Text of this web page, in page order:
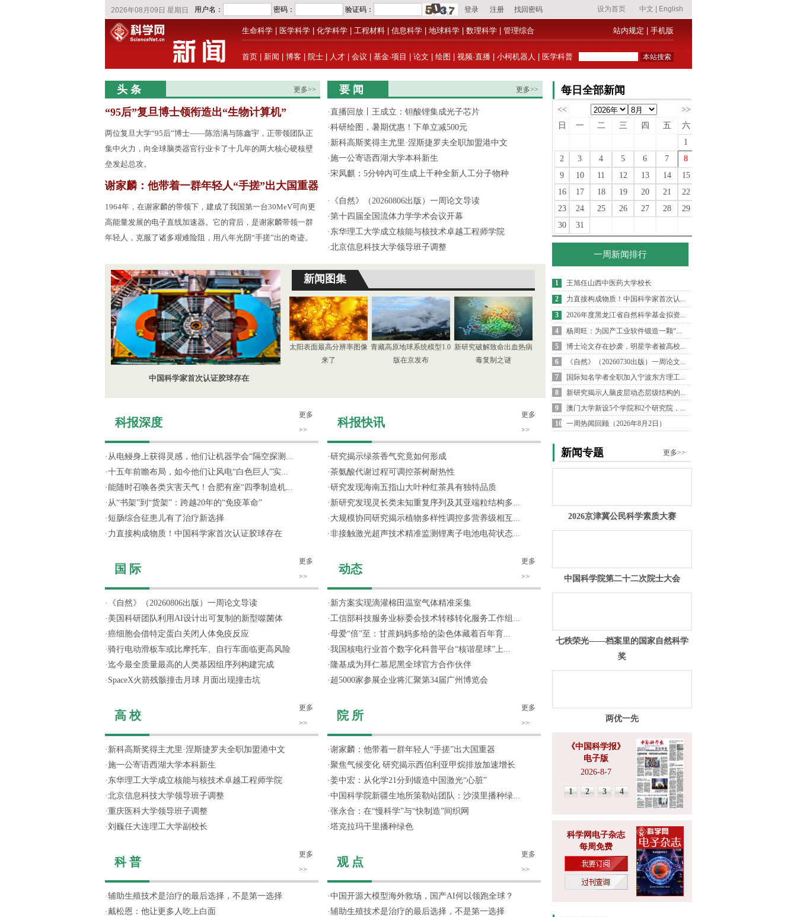
生命科学 医学科学 化学科学 工程材料 信息科学 地球科学 数理科学 管理综合 站内规定 手机版
首页 新闻 博客 院士 人才 会议 基金·项目 论文 绘图 视频·直播 小柯机器人 医学科普
头 条 更多>>
“95后”复旦博士领衔造出“生物计算机”
两位复旦大学“95后”博士——陈浩满与陈鑫宇，正带领团队正
集中火力，向全球脑类器官行业卡了十几年的两大核心硬核壁
垒发起总攻。
谢家麟：他带着一群年轻人“手搓”出大国重器
1964年，在谢家麟的带领下，建成了我国第一台30MeV可向更
高能量发展的电子直线加速器。它的背后，是谢家麟带领一群
年轻人，克服了诸多艰难险阻，用八年光阴“手搓”出的奇迹。
要 闻 更多>>
·直播回放丨王成立：钽酸锂集成光子芯片
·科研绘图，暑期优惠！下单立减500元
· 新科高斯奖得主尤里·涅斯捷罗夫全职加盟港中文
·施一公寄语西湖大学本科新生
·宋凤麒：5分钟内可生成上千种全新人工分子物种
·
《自然》（20260806出版）一周论文导读
·第十四届全国流体力学学术会议开幕
· 东华理工大学成立核能与核技术卓越工程师学院
·北京信息科技大学领导班子调整
中国科学家首次认证胶球存在
新闻图集
太阳表面最高分辨率图像
来了
青藏高原地球系统模型1.0
版在京发布
新研究破解致命出血热病
毒复制之谜
科报深度
更多
>>
· 从电鳗身上获得灵感，他们让机器学会“隔空探测...
·十五年前瞻布局，如今他们让风电“白色巨人”实...
·能随时召唤各类灾害天气！合肥有座“四季制造机...
· 从“书架”到“货架”：跨越20年的“免疫革命”
· 短肠综合征患儿有了治疗新选择
· 力直接构成物质！中国科学家首次认证胶球存在
国 际
更多
>>
·
《自然》（20260806出版）一周论文导读
· 美国科研团队利用AI设计出可复制的新型噬菌体
·癌细胞会借特定蛋白关闭人体免疫反应
·骑行电动滑板车或比摩托车、自行车面临更高风险
·迄今最全质量最高的人类基因组序列构建完成
· SpaceX火箭残骸撞击月球 月面出现撞击坑
高 校
更多
>>
· 新科高斯奖得主尤里·涅斯捷罗夫全职加盟港中文
·施一公寄语西湖大学本科新生
· 东华理工大学成立核能与核技术卓越工程师学院
·北京信息科技大学领导班子调整
·重庆医科大学领导班子调整
·刘巍任大连理工大学副校长
科 普
更多
>>
·辅助生殖技术是治疗的最后选择，不是第一选择
·戴松恩：他让更多人吃上白面
科报快讯
更多
>>
·研究揭示绿茶香气究竟如何形成
·茶氨酸代谢过程可调控茶树耐热性
·研究发现海南五指山大叶种红茶具有独特品质
· 新研究发现灵长类未知重复序列及其亚端粒结构多...
· 大规模协同研究揭示植物多样性调控多营养级相互...
·非接触激光超声技术精准监测锂离子电池电荷状态...
动态
更多
>>
· 新方案实现滴灌棉田温室气体精准采集
·工信部科技服务业标委会技术转移转化服务工作组...
·母爱“倍”至：甘蔗妈妈多给的染色体藏着百年育...
·我国核电行业首个数字化科普平台“核谐星球”上...
· 隆基成为拜仁慕尼黑全球官方合作伙伴
· 超5000家参展企业将汇聚第34届广州博览会
院 所
更多
>>
·谢家麟：他带着一群年轻人“手搓”出大国重器
·聚焦气候变化 研究揭示西伯利亚甲烷排放加速增长
·姜中宏：从化学21分到锻造中国激光“心脏”
·中国科学院新疆生地所策勒站团队：沙漠里播种绿...
·张永合：在“慢科学”与“快制造”间织网
·塔克拉玛干里播种绿色
观 点
更多
>>
·中国开源大模型海外救场，国产AI何以领跑全球？
·辅助生殖技术是治疗的最后选择，不是第一选择
每日全部新闻
<<
>>
日
一 二 三 四 五
六
1
2
3 4 5 6 7
8
9
10 11 12 13 14
15
16
17 18 19 20 21
22
23
24 25 26 27 28
29
30
31
一周新闻排行
1
王旭任山西中医药大学校长
2
力直接构成物质！中国科学家首次认...
3
2026年度黑龙江省自然科学基金拟资...
4
杨周旺：为国产工业软件锻造一颗“...
5
博士论文存在抄袭，明星学者被高校...
6
《自然》（20260730出版）一周论文...
7
国际知名学者全职加入宁波东方理工...
8
新研究揭示人脑皮层动态层级结构的...
9
澳门大学新设5个学院和2个研究院，...
10 一周热闻回顾（2026年8月2日）
新闻专题 更多>>
2026京津冀公民科学素质大赛
中国科学院第二十二次院士大会
七秩荣光——档案里的国家自然科学
奖
两优一先
《中国科学报》
电子版
2026-8-7
1 2 3 4
科学网电子杂志
每周免费